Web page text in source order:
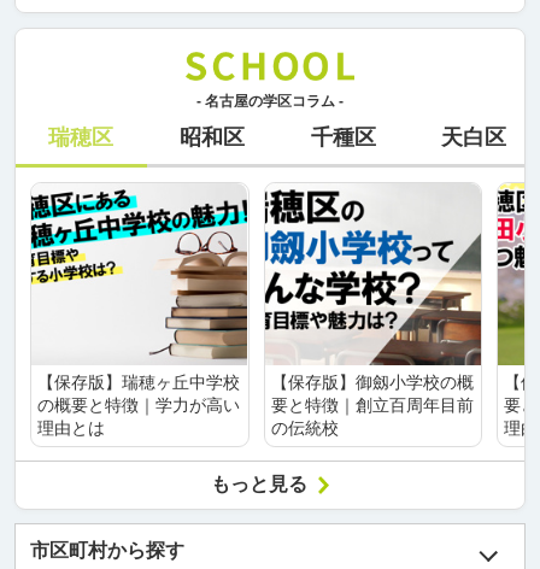
- 名古屋の学区コラム -
瑞穂区 昭和区 千種区 天白区
【保存版】瑞穂ヶ丘中学校
の概要と特徴｜学力が高い
理由とは
【保存版】御劔小学校の概
要と特徴｜創立百周年目前
の伝統校
【
要
理
もっと見る
市区町村から探す